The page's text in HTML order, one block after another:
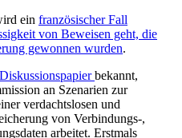
ein französischer Fall
von Beweisen geht, die
gewonnen wurden.
Diskussionspapierbekannt,
an Szenarien zur
verdachtslosen und
von Verbindungs-,
arbeitet. Erstmals